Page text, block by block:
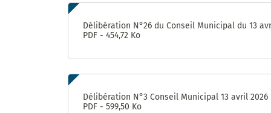
Délibération N°26 du Conseil Municipal du 13
PDF - 454,72 Ko
Délibération N°3 Conseil Municipal 13 avril 2026
PDF - 599,50 Ko